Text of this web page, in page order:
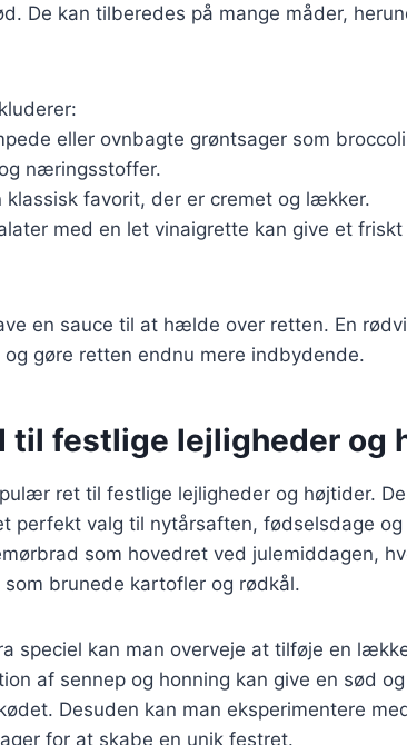
De kan tilberedes på mange måder,
eller ovnbagte grøntsager som
næringsstoffer.
favorit, der er cremet og lækker.
med en let vinaigrette kan give et
en sauce til at hælde over retten. En
gøre retten endnu mere indbydende.
til festlige lejligheder og
ret til festlige lejligheder og højtider.
perfekt valg til nytårsaften, fødselsdage og
som hovedret ved julemiddagen,
brunede kartofler og rødkål.
speciel kan man overveje at tilføje en
af sennep og honning kan give en sød
Desuden kan man eksperimentere
for at skabe en unik festret.